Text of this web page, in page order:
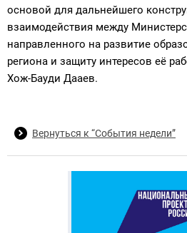
основой для дальнейшего
взаимодействия между
направленного на развитие
региона и защиту интересов её
Хож-Бауди Дааев.
Вернуться к “События недели”